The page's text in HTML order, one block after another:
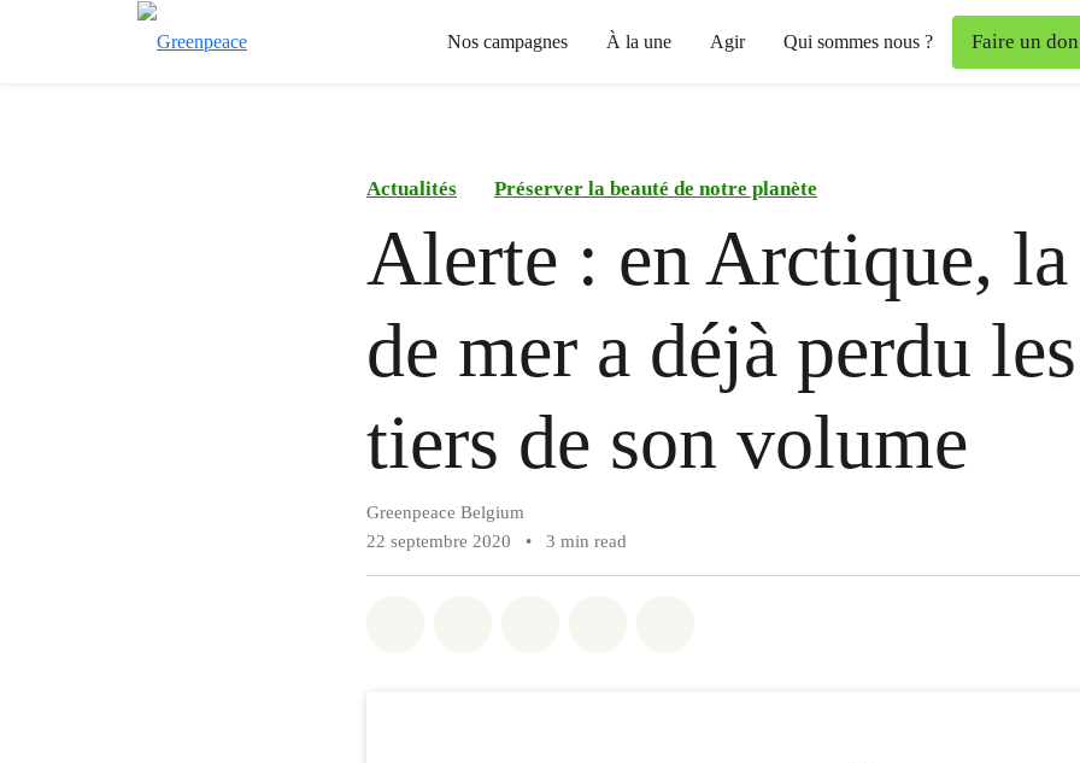
Nos campagnes À la une Agir Qui sommes nous ? Faire un don
Actualités Préserver la beauté de notre planète
Alerte : en Arctique,
de mer a déjà perdu
tiers de son volume
Greenpeace Belgium
22 septembre 2020
• 3 min read